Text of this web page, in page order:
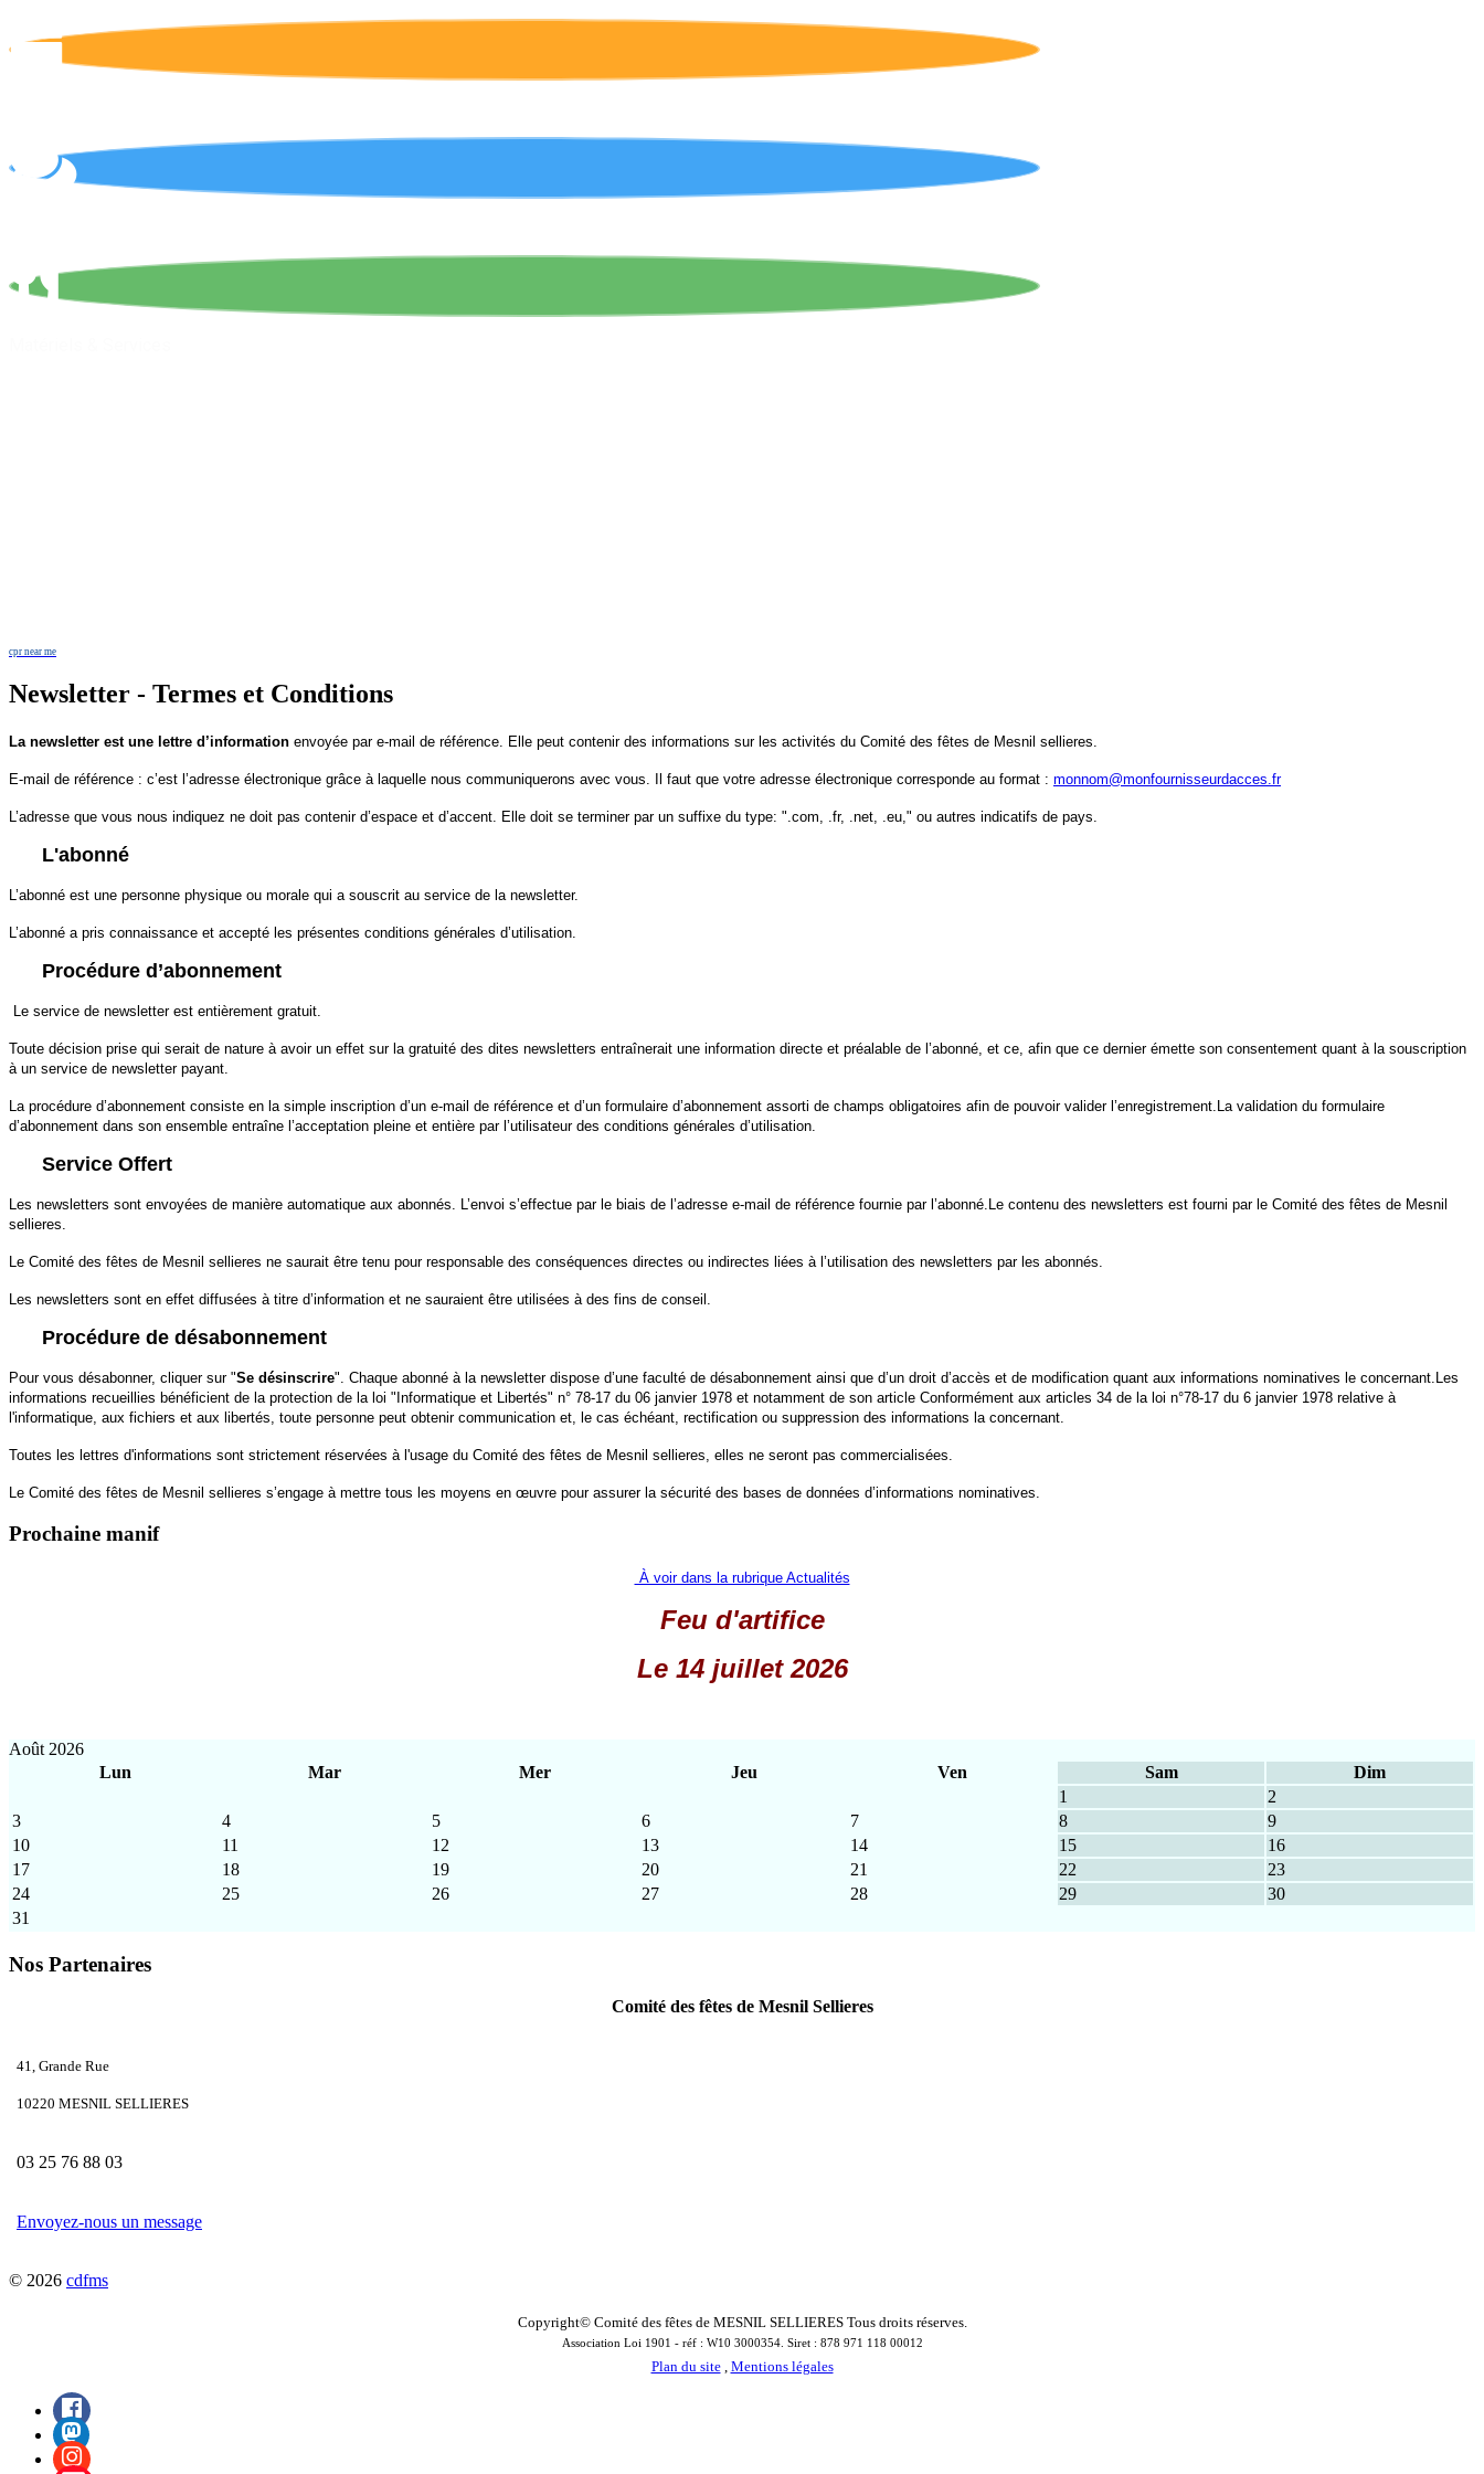
cpr near me
Newsletter - Termes et Conditions
La newsletter est une lettre d’information envoyée par e-mail de référence. Elle peut contenir des informations sur les activités du Comité des fêtes de Mesnil sellieres.
E-mail de référence : c’est l’adresse électronique grâce à laquelle nous communiquerons avec vous. Il faut que votre adresse électronique corresponde au format : monnom@monfournisseurdacces.fr
L’adresse que vous nous indiquez ne doit pas contenir d’espace et d’accent. Elle doit se terminer par un suffixe du type: ".com, .fr, .net, .eu," ou autres indicatifs de pays.
L'abonné
L’abonné est une personne physique ou morale qui a souscrit au service de la newsletter.
L’abonné a pris connaissance et accepté les présentes conditions générales d’utilisation.
Procédure d’abonnement
Le service de newsletter est entièrement gratuit.
Toute décision prise qui serait de nature à avoir un effet sur la gratuité des dites newsletters entraînerait une information directe et préalable de l’abonné, et ce, afin que ce dernier émette son consentement quant à la souscription
à un service de newsletter payant.
La procédure d’abonnement consiste en la simple inscription d’un e-mail de référence et d’un formulaire d’abonnement assorti de champs obligatoires afin de pouvoir valider l’enregistrement.La validation du formulaire
d’abonnement dans son ensemble entraîne l’acceptation pleine et entière par l’utilisateur des conditions générales d’utilisation.
Service Offert
Les newsletters sont envoyées de manière automatique aux abonnés. L’envoi s’effectue par le biais de l’adresse e-mail de référence fournie par l’abonné.Le contenu des newsletters est fourni par le Comité des fêtes de Mesnil
sellieres.
Le Comité des fêtes de Mesnil sellieres ne saurait être tenu pour responsable des conséquences directes ou indirectes liées à l’utilisation des newsletters par les abonnés.
Les newsletters sont en effet diffusées à titre d’information et ne sauraient être utilisées à des fins de conseil.
Procédure de désabonnement
Pour vous désabonner, cliquer sur "Se désinscrire". Chaque abonné à la newsletter dispose d’une faculté de désabonnement ainsi que d’un droit d’accès et de modification quant aux informations nominatives le concernant.Les
informations recueillies bénéficient de la protection de la loi "Informatique et Libertés" n° 78-17 du 06 janvier 1978 et notamment de son article Conformément aux articles 34 de la loi n°78-17 du 6 janvier 1978 relative à
l'informatique, aux fichiers et aux libertés, toute personne peut obtenir communication et, le cas échéant, rectification ou suppression des informations la concernant.
Toutes les lettres d'informations sont strictement réservées à l'usage du Comité des fêtes de Mesnil sellieres , elles ne seront pas commercialisées.
Le Comité des fêtes de Mesnil sellieres s’engage à mettre tous les moyens en œuvre pour assurer la sécurité des bases de données d’informations nominatives.
Prochaine manif
À voir dans la rubrique Actualités
Feu d'artifice
Le 14 juillet 2026
Août 2026
Lun
Mar Mer Jeu Ven Sam
Dim
1
2
3
4 5 6 7 8
9
10
11 12 13 14 15
16
17
18 19 20 21 22
23
24
25 26 27 28 29
30
31
Nos Partenaires
Comité des fêtes de Mesnil Sellieres
41, Grande Rue
10220 MESNIL SELLIERES
03 25 76 88 03
Envoyez-nous un message
© 2026 cdfms
Copyright© Comité des fêtes de MESNIL SELLIERES Tous droits réserves.
Association Loi 1901 - réf : W10 3000354. Siret : 878 971 118 00012
Plan du site, Mentions légales